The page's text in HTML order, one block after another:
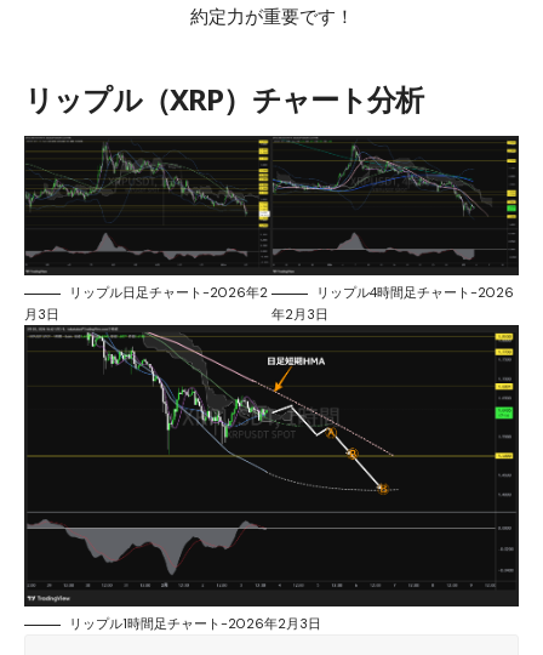
約定力が重要です！
リップル（XRP）チャート分析
リップル日足チャート-2026年2
月3日
リップル4時間足チャート-2026
年2月3日
リップル1時間足チャート-2026年2月3日